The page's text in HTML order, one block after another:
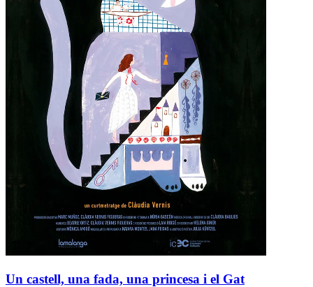
Un castell, una fada, una princesa i el Gat